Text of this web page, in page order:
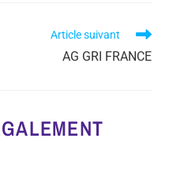
Article suivant
AG GRI FRANCE